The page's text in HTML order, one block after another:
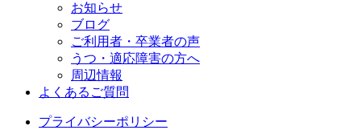
お知らせ
ブログ
ご利用者・卒業者の声
うつ・適応障害の方へ
周辺情報
よくあるご質問
プライバシーポリシー